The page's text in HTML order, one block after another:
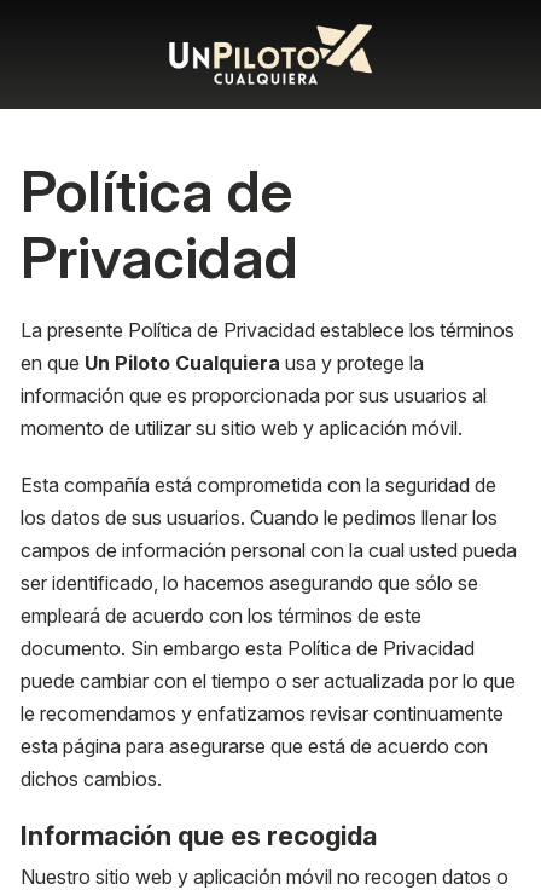
Política de
Privacidad
La presente Política de Privacidad establece los términos
en que Un Piloto Cualquiera usa y protege la
información que es proporcionada por sus usuarios al
momento de utilizar su sitio web y aplicación móvil.
Esta compañía está comprometida con la seguridad de
los datos de sus usuarios. Cuando le pedimos llenar los
campos de información personal con la cual usted pueda
ser identificado, lo hacemos asegurando que sólo se
empleará de acuerdo con los términos de este
documento. Sin embargo esta Política de Privacidad
puede cambiar con el tiempo o ser actualizada por lo que
le recomendamos y enfatizamos revisar continuamente
esta página para asegurarse que está de acuerdo con
dichos cambios.
Información que es recogida
Nuestro sitio web y aplicación móvil no recogen datos o